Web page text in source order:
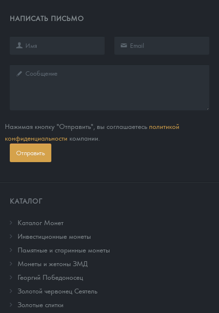
НАПИСАТЬ ПИСЬМО
Нажимая кнопку "Отправить", вы соглашаетесь политикой
конфиденциальности компании.
Отправить
КАТАЛОГ
Каталог Монет
Инвестиционные монеты
Памятные и старинные монеты
Монеты и жетоны ЗМД
Георгий Победоносец
Золотой червонец Сеятель
Золотые слитки